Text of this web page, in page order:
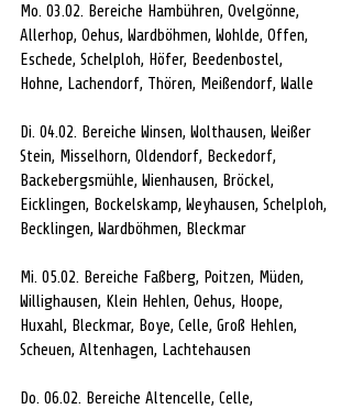
Mo. 03.02. Bereiche Hambühren, Ovelgönne,
Allerhop, Oehus, Wardböhmen, Wohlde, Offen,
Eschede, Schelploh, Höfer, Beedenbostel,
Hohne, Lachendorf, Thören, Meißendorf, Walle
Di. 04.02. Bereiche Winsen, Wolthausen, Weißer
Stein, Misselhorn, Oldendorf, Beckedorf,
Backebergsmühle, Wienhausen, Bröckel,
Eicklingen, Bockelskamp, Weyhausen, Schelploh,
Becklingen, Wardböhmen, Bleckmar
Mi. 05.02. Bereiche Faßberg, Poitzen, Müden,
Willighausen, Klein Hehlen, Oehus, Hoope,
Huxahl, Bleckmar, Boye, Celle, Groß Hehlen,
Scheuen, Altenhagen, Lachtehausen
Do. 06.02. Bereiche Altencelle, Celle,